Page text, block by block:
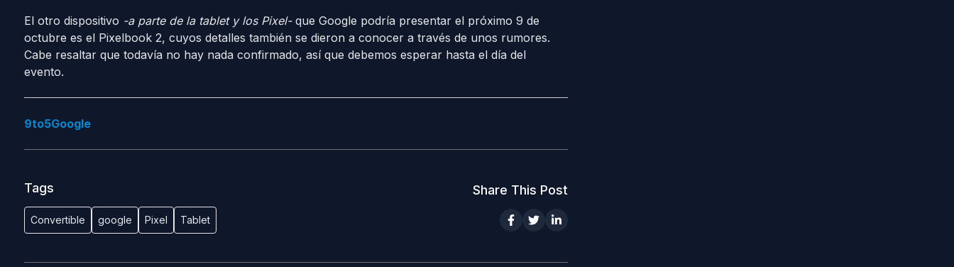
El otro dispositivo -a parte de la tablet y los Pixel-que Google podría presentar el próximo 9 de
octubre es el Pixelbook 2, cuyos detalles también se dieron a conocer a través de unos rumores.
Cabe resaltar que todavía no hay nada confirmado, así que debemos esperar hasta el día del
evento.
9to5Google
Tags
Convertible google Pixel Tablet
Share This Post